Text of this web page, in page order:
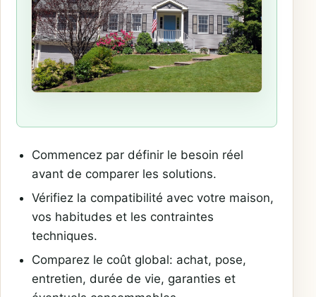
Commencez par définir le besoin réel
avant de comparer les solutions.
Vérifiez la compatibilité avec votre maison,
vos habitudes et les contraintes
techniques.
Comparez le coût global: achat, pose,
entretien, durée de vie, garanties et